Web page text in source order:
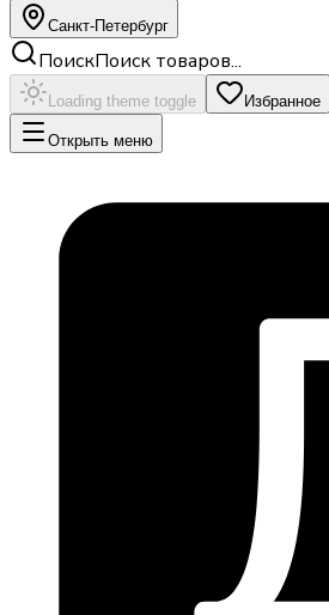
Санкт-Петербург
ПоискПоиск товаров...
Loading theme toggle Избранное
Открыть меню